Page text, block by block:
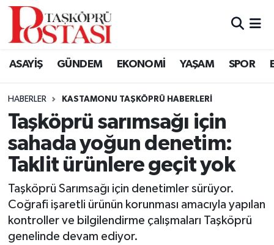
ASAYİŞ GÜNDEM EKONOMİ YAŞAM SPOR
HABERLER KASTAMONU TAŞKÖPRÜ HABERLERI
Taşköprü sarımsağı için
sahada yoğun denetim:
Taklit ürünlere geçit yok
Taşköprü Sarımsağı için denetimler sürüyor.
Coğrafi işaretli ürünün korunması amacıyla yapılan
kontroller ve bilgilendirme çalışmaları Taşköprü
genelinde devam ediyor.
Kastamonu Vefat Edenler
Araç Haberleri
Azdavay Haberleri
Bozkurt Haberleri
Çatalzeytin Haberleri